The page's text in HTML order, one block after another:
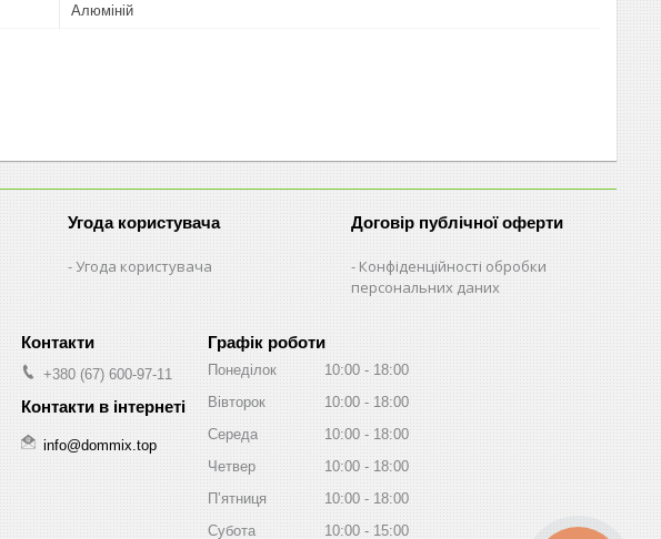
Алюміній
Угода користувача
Угода користувача
Договір публічної оферти
Конфіденційності обробки
персональних даних
+380 (67) 600-97-11
info@dommix.top
Графік роботи
Понеділок 10:00
18:00
Вівторок
10:00
18:00
Середа
10:00
18:00
Четвер
10:00
18:00
Пʼятниця
10:00
18:00
Субота
10:00 15:00